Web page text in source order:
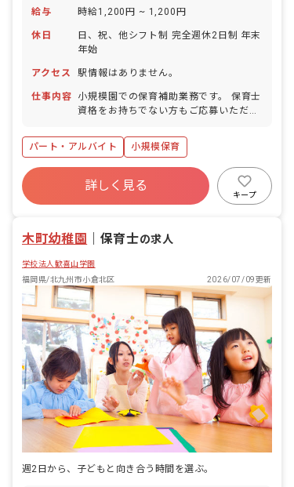
給与 時給1,200円 ~ 1,200円
休日
日、祝、他シフト制 完全週休2日制 年末
年始
アクセス 駅情報はありません。
仕事内容
小規模園での保育補助業務です。 保育士
資格をお持ちでない方もご応募いただけ
対し、きめ細やかな保育を行います。 ・
保護者の方々との良好な関係構築に努め
ます。 ・職員間でチーム保育を理解し、
相互に協力しながら業務を進めます。 ス
タッフは10名程度で、アットホームな環
パート・アルバイト 小規模保育
詳しく見る
キープ
木町幼稚園 保育士の求人
学校法人歓喜山学園
福岡県/北九州市小倉北区
2026/07/09更新
週2日から、子どもと向き合う時間を選ぶ。